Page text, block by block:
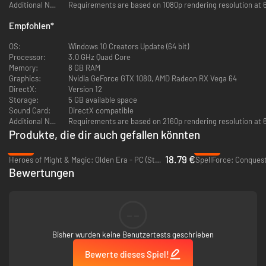
vorsichtig: Ihre Entscheidungen sind dauerhaft, ebenso wie der Tod. Und
verweilen Sie nicht - das Böse ruht nie.
Taktischer rundenbasierter Kampf
Meistern Sie die Kunst des Gruppen- und Rundenkampfes, um sowohl
menschliche als auch dämonische Feinde zu besiegen. Ihre Feinde werden
zäh und skrupellos sein; nutzen Sie Deckung, richten Sie Hinterhalte und
koordinierte Angriffe ein, nutzen Sie die Vorteile von verschiedenen
Heldenklassen und Fähigkeiten.
Genießen Sie eine fesselnde Geschichte, inspiriert von der Artus-Legende,
dem Karolingischen Zyklus und der Geschichte von Al-Andalus - mit einer
ungewöhnlichen Wendung. Treffen Sie Entscheidungen in interaktiven
Additional Notes:
Requirements are based on 1080p rendering resolution
Empfohlen*
OS:
Windows 10 Creators Update (64 bit)
Processor:
3.0 GHz Quad Core
Memory:
8 GB RAM
Graphics:
Nvidia GeForce GTX 1080, AMD Radeon RX Vega 64
DirectX:
Version 12
Storage:
5 GB available space
Sound Card:
DirectX compatible
Additional Notes:
Requirements are based on 2160p rendering resolution
Produkte, die dir auch gefallen könnten
Heroes of Might & Magic: Olden Era - PC (Steam) 18.79 €SpellForce:
Bewertungen
Bisher wurden keine Benutzertests geschrieben
Bewerte dieses Spiel!